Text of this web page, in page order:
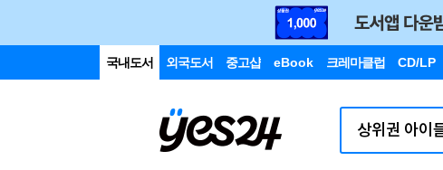
국내도서 외국도서 중고샵 eBook 크레마클럽 CD/LP